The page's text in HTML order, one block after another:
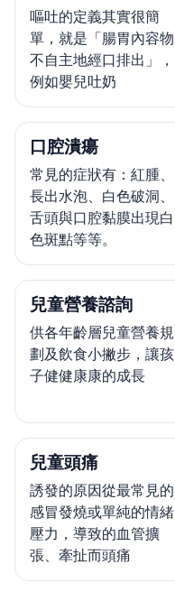
嘔吐的定義其實很簡
單，就是「腸胃內容物
不自主地經口排出」，
例如嬰兒吐奶
口腔潰瘍
常見的症狀有：紅腫、
長出水泡、白色破洞、
舌頭與口腔黏膜出現白
色斑點等等。
兒童營養諮詢
供各年齡層兒童營養規
劃及飲食小撇步，讓孩
子健健康康的成長
兒童頭痛
誘發的原因從最常見的
感冒發燒或單純的情緒
壓力，導致的血管擴
張、牽扯而頭痛